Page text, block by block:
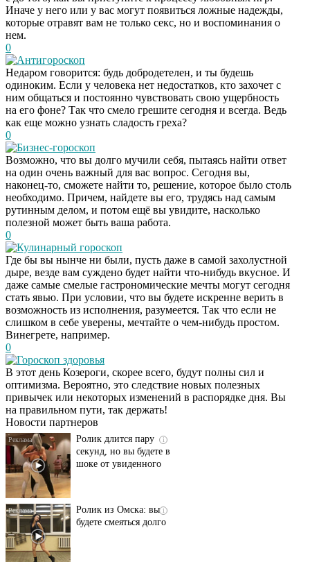
Иначе у него или у вас могут появиться ложные надежды,
которые отравят вам не только секс, но и воспоминания о
нем.
0
Антигороскоп
Недаром говорится: будь добродетелен, и ты будешь
одиноким. Если у человека нет недостатков, кто захочет с
ним общаться и постоянно чувствовать свою ущербность
на его фоне? Так что смело грешите сегодня и всегда. Ведь
как еще можно узнать сладость греха?
0
Бизнес-гороскоп
Возможно, что вы долго мучили себя, пытаясь найти ответ
на один очень важный для вас вопрос. Сегодня вы,
наконец-то, сможете найти то, решение, которое было столь
необходимо. Причем, найдете вы его, трудясь над самым
рутинным делом, и потом ещё вы увидите, насколько
полезной может быть ваша работа.
0
Кулинарный гороскоп
Где бы вы нынче ни были, пусть даже в самой захолустной
дыре, везде вам суждено будет найти что-нибудь вкусное. И
даже самые смелые гастрономические мечты могут сегодня
стать явью. При условии, что вы будете искренне верить в
возможность из исполнения, разумеется. Так что если не
слишком в себе уверены, мечтайте о чем-нибудь простом.
Винегрете, например.
0
Гороскоп здоровья
В этот день Козероги, скорее всего, будут полны сил и
оптимизма. Вероятно, это следствие новых полезных
привычек или некоторых изменений в распорядке дня. Вы
на правильном пути, так держать!
Новости партнеров
Этот танец невесты
оставит вас без слов!
Пересмотрела 10 раз
i
Ролик длится пару
секунд, но вы будете в
шоке от увиденного
i
Ролик из Омска: вы
будете смеяться долго